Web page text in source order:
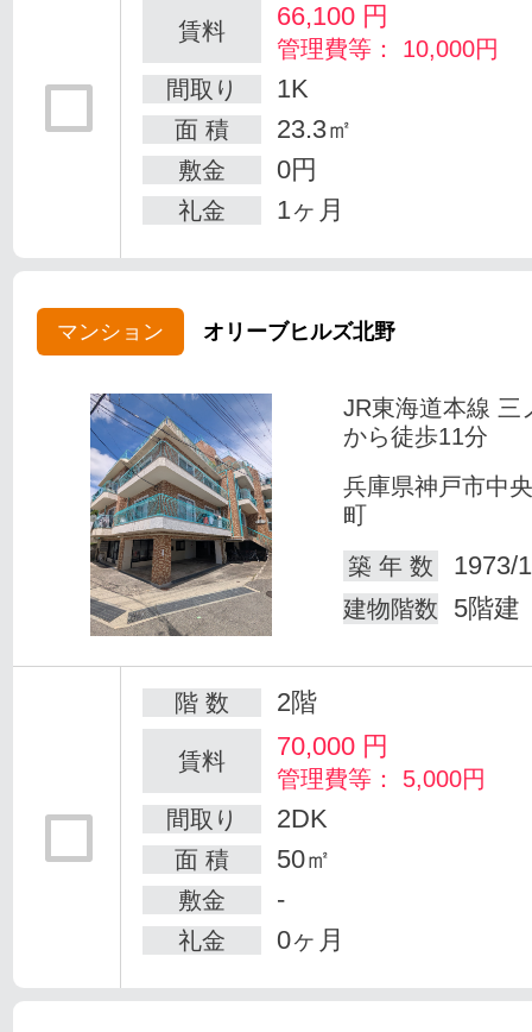
賃料 66,100 円
管理費等： 10,000円
間取り
1K
面 積 23.3㎡
敷金 0円
礼金 1ヶ月
マンション オリーブヒルズ北野
JR東海道本線 三
から徒歩11分
兵庫県神戸市中
町
築 年 数
1973/
建物階数 5階建
階 数 2階
賃料 70,000 円
管理費等： 5,000円
間取り
2DK
面 積 50㎡
敷金 -
礼金 0ヶ月